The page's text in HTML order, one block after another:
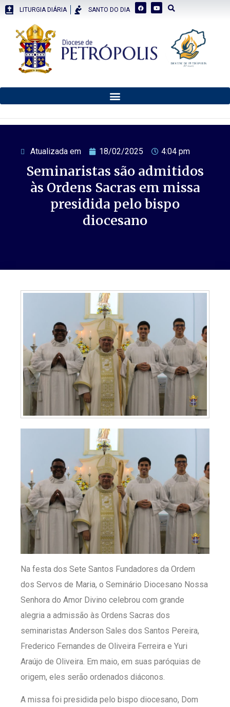
LITURGIA DIÁRIA SANTO DO DIA
Atualizada em 18/02/2025 4:04 pm
Seminaristas são admitidos
às Ordens Sacras em missa
presidida pelo bispo
diocesano
Na festa dos Sete Santos Fundadores da Ordem
dos Servos de Maria, o Seminário Diocesano Nossa
Senhora do Amor Divino celebrou com grande
alegria a admissão às Ordens Sacras dos
seminaristas Anderson Sales dos Santos Pereira,
Frederico Fernandes de Oliveira Ferreira e Yuri
Araújo de Oliveira. Em maio, em suas paróquias de
origem, eles serão ordenados diáconos.
A missa foi presidida pelo bispo diocesano, Dom